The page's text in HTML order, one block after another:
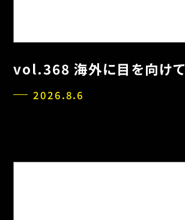
vol.368 海外に目を向けて
2026.8.6